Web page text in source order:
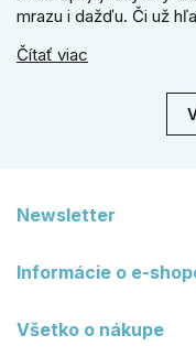
mrazu i dažďu. Či už
vydrží roky.
Čítať viac
Newsletter
Informácie o e-
Všetko o nákupe